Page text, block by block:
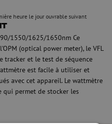
heure le jour ouvrable suivant
1550/1625/1650nm Ce
(optical power meter), le VFL
tracker et le test de séquence
est facile à utiliser et
avec cet appareil. Le wattmètre
qui permet de stocker les